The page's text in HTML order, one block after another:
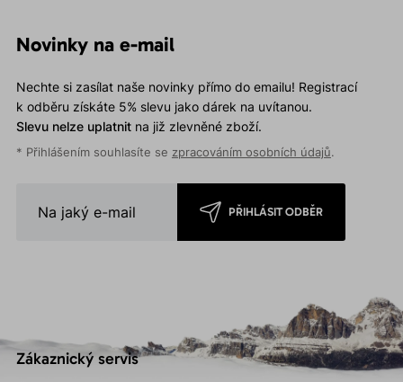
Novinky na e-mail
Nechte si zasílat naše novinky přímo do emailu! Registrací
k odběru získáte 5% slevu jako dárek na uvítanou.
Slevu nelze uplatnitna již zlevněné zboží.
* Přihlášením souhlasíte se zpracováním osobních údajů.
PŘIHLÁSIT ODBĚR
Zákaznický servis